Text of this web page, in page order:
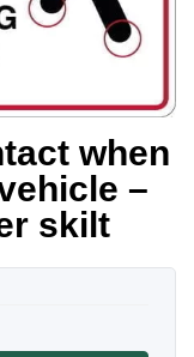
when
–
skilt